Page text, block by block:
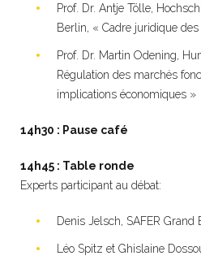
Prof. Dr. Antje Tölle,
Berlin, « Cadre juridique
Prof. Dr. Martin Odening,
Régulation des marchés
implications économiques »
14h30 : Pause café
14h45 : Table ronde
Experts participant au débat:
Denis Jelsch, SAFER Grand
Léo Spitz et Ghislaine